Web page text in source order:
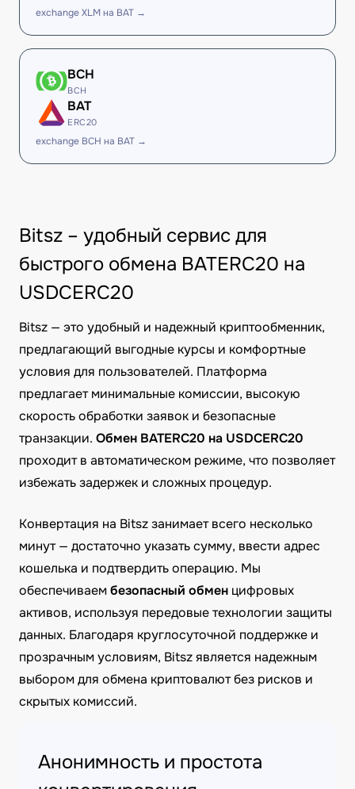
exchange XLM на BAT →
BCH
BCH
BAT
ERC20
exchange BCH на BAT →
Bitsz – удобный сервис для
быстрого обмена BATERC20 на
USDCERC20
Bitsz — это удобный и надежный криптообменник,
предлагающий выгодные курсы и комфортные
условия для пользователей. Платформа
предлагает минимальные комиссии, высокую
скорость обработки заявок и безопасные
транзакции. Обмен BATERC20 на USDCERC20
проходит в автоматическом режиме, что позволяет
избежать задержек и сложных процедур.
Конвертация на Bitsz занимает всего несколько
минут — достаточно указать сумму, ввести адрес
кошелька и подтвердить операцию. Мы
обеспечиваембезопасный обмен цифровых
активов, используя передовые технологии защиты
данных. Благодаря круглосуточной поддержке и
прозрачным условиям, Bitsz является надежным
выбором для обмена криптовалют без рисков и
скрытых комиссий.
Анонимность и простота